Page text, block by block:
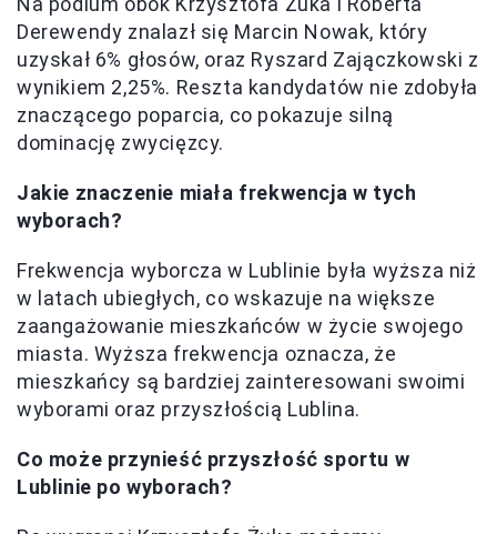
Derewendy znalazł się Marcin Nowak, który
uzyskał 6% głosów, oraz Ryszard Zajączkowski z
wynikiem 2,25%. Reszta kandydatów nie zdobyła
znaczącego poparcia, co pokazuje silną
dominację zwycięzcy.
Jakie znaczenie miała frekwencja w tych
wyborach?
Frekwencja wyborcza w Lublinie była wyższa niż
w latach ubiegłych, co wskazuje na większe
zaangażowanie mieszkańców w życie swojego
miasta. Wyższa frekwencja oznacza, że
mieszkańcy są bardziej zainteresowani swoimi
wyborami oraz przyszłością Lublina.
Co może przynieść przyszłość sportu w
Lublinie po wyborach?